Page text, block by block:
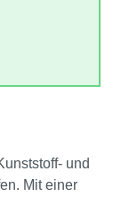
und
Mit einer